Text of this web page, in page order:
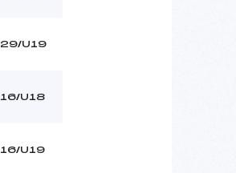
29/U19
16/U18
16/U19